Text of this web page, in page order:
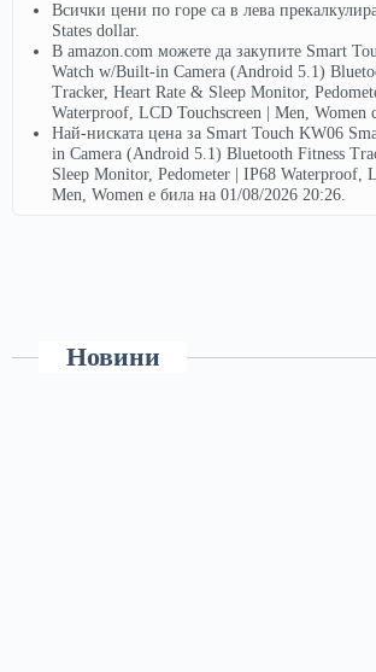
Всички цени по горе са в лева
States dollar.
В amazon.com можете да закупите Smart
Watch w/Built-in Camera (Android 5.1)
Tracker, Heart Rate & Sleep Monitor,
Waterproof, LCD Touchscreen | Men, Women
Най-ниската цена за Smart Touch KW06
in Camera (Android 5.1) Bluetooth Fitness
Sleep Monitor, Pedometer | IP68 Waterproof,
Men, Women е била на 01/08/2026 20:26.
Новини